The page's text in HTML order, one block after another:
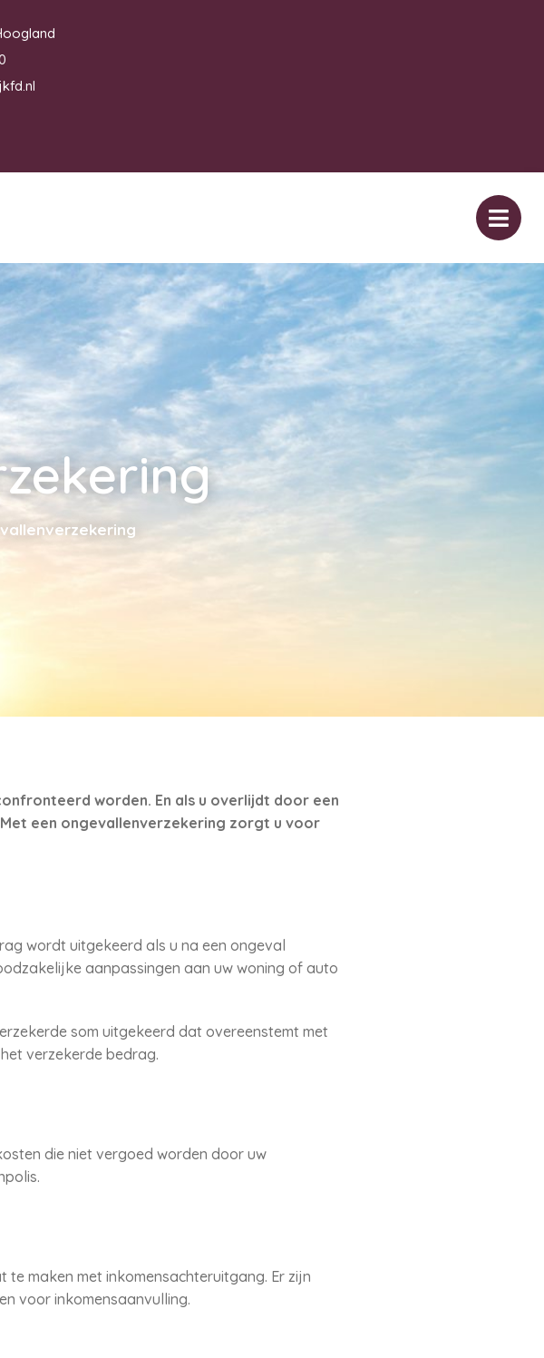
worden. En als u overlijdt door een
een ongevallenverzekering zorgt u voor
wordt uitgekeerd als u na een ongeval
aanpassingen aan uw woning of auto
som uitgekeerd dat overeenstemt met
verzekerde bedrag.
die niet vergoed worden door uw
maken met inkomensachteruitgang. Er zijn
voor inkomensaanvulling.